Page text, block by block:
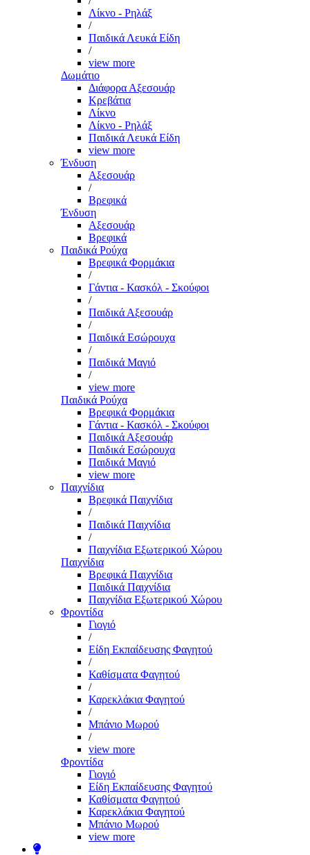
Λίκνο - Ρηλάξ
/
Παιδικά Λευκά Είδη
/
view more
Δωμάτιο
Διάφορα Αξεσουάρ
Κρεβάτια
Λίκνο
Λίκνο - Ρηλάξ
Παιδικά Λευκά Είδη
view more
Ένδυση
Αξεσουάρ
/
Βρεφικά
Ένδυση
Αξεσουάρ
Βρεφικά
Παιδικά Ρούχα
Βρεφικά Φορμάκια
/
Γάντια - Κασκόλ - Σκούφοι
/
Παιδικά Αξεσουάρ
/
Παιδικά Εσώρουχα
/
Παιδικά Μαγιό
/
view more
Παιδικά Ρούχα
Βρεφικά Φορμάκια
Γάντια - Κασκόλ - Σκούφοι
Παιδικά Αξεσουάρ
Παιδικά Εσώρουχα
Παιδικά Μαγιό
view more
Παιχνίδια
Βρεφικά Παιχνίδια
/
Παιδικά Παιχνίδια
/
Παιχνίδια Εξωτερικού Χώρου
Παιχνίδια
Βρεφικά Παιχνίδια
Παιδικά Παιχνίδια
Παιχνίδια Εξωτερικού Χώρου
Φροντίδα
Γιογιό
/
Είδη Εκπαίδευσης Φαγητού
/
Καθίσματα Φαγητού
/
Καρεκλάκια Φαγητού
/
Μπάνιο Μωρού
/
view more
Φροντίδα
Γιογιό
Είδη Εκπαίδευσης Φαγητού
Καθίσματα Φαγητού
Καρεκλάκια Φαγητού
Μπάνιο Μωρού
view more